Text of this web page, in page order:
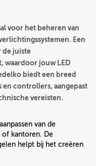
voor het beheren van
Een
de juiste
jouw LED
biedt een breed
en controllers, aangepast
vereisten.
van de
kantoren. De
helpt bij het creëren